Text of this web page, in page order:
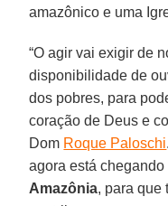
amazônico e uma
“O agir vai exigir de
disponibilidade de
dos pobres, para
coração de Deus e
Dom Roque Paloschi
agora está
Amazônia, para que